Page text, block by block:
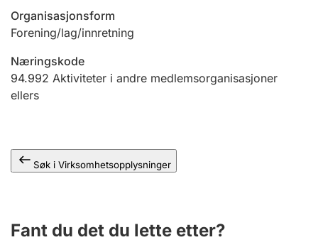
Offentlig sektor
Andre tema
Organisasjonsform
Forening/lag/innretning
Næringskode
94.992 Aktiviteter i andre medlemsorganisasjoner
ellers
Søk i Virksomhetsopplysninger
Fant du det du lette etter?